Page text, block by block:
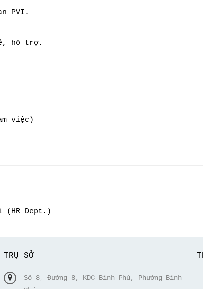
PVI.
hỗ trợ.
việc)
(HR Dept.)
TRỤ SỞ
Số 8, Đường 8, KDC Bình Phú, Phường Bình